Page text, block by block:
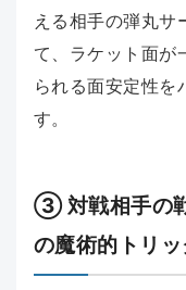
える相手の弾丸サ
て、ラケット面が
られる面安定性を
す。
③ 対戦相手の
の魔術的トリ